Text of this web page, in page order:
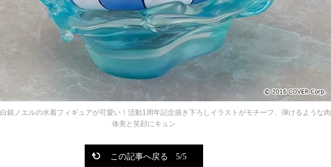
銀ノエルの水着フィギュアが可愛い！活動1周年記念描き下ろしイラストがモチーフ、弾けるような肉
体美と笑顔にキュン
この記事へ戻る 5/5